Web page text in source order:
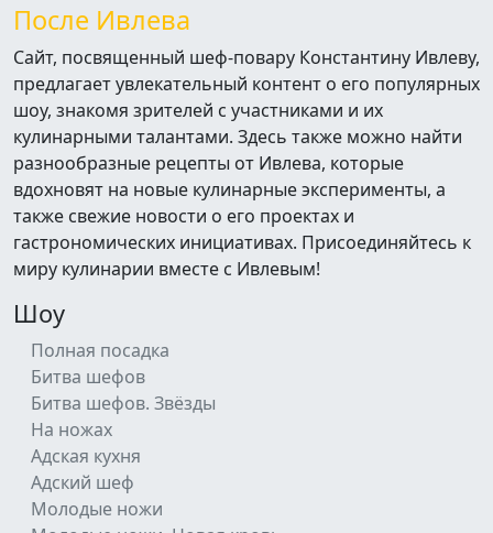
После Ивлева
Сайт, посвященный шеф-повару Константину Ивлеву,
предлагает увлекательный контент о его популярных
шоу, знакомя зрителей с участниками и их
кулинарными талантами. Здесь также можно найти
разнообразные рецепты от Ивлева, которые
вдохновят на новые кулинарные эксперименты, а
также свежие новости о его проектах и
гастрономических инициативах. Присоединяйтесь к
миру кулинарии вместе с Ивлевым!
Шоу
Полная посадка
Битва шефов
Битва шефов. Звёзды
На ножах
Адская кухня
Адский шеф
Молодые ножи